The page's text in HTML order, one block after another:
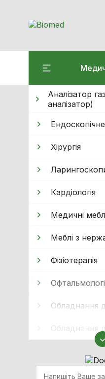
Аналізатор
аналізатор)
Хiрургiя
Кардiологiя
Медичні
Меблі з
Фізіотерапія
Обладнання
Кисневе